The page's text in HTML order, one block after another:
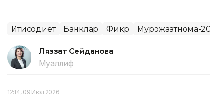
Иқтисодиёт Банклар Фикр Мурожаатнома-
Ляззат Сейданова
Муаллиф
12:14, 09 Июл 2026